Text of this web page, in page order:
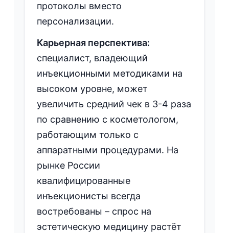
протоколы вместо
персонализации.
Карьерная перспектива:
специалист, владеющий
инъекционными методиками на
высоком уровне, может
увеличить средний чек в 3-4 раза
по сравнению с косметологом,
работающим только с
аппаратными процедурами. На
рынке России
квалифицированные
инъекционисты всегда
востребованы – спрос на
эстетическую медицину растёт